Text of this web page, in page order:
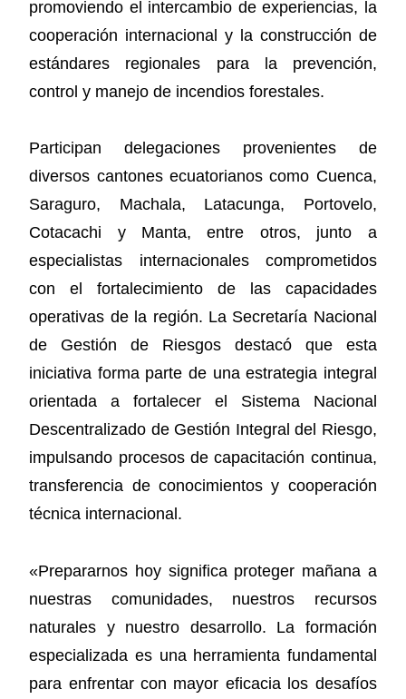
promoviendo el intercambio de experiencias, la
cooperación internacional y la construcción de
estándares regionales para la prevención,
control y manejo de incendios forestales.
Participan delegaciones provenientes de
diversos cantones ecuatorianos como Cuenca,
Saraguro, Machala, Latacunga, Portovelo,
Cotacachi y Manta, entre otros, junto a
especialistas internacionales comprometidos
con el fortalecimiento de las capacidades
operativas de la región. La Secretaría Nacional
de Gestión de Riesgos destacó que esta
iniciativa forma parte de una estrategia integral
orientada a fortalecer el Sistema Nacional
Descentralizado de Gestión Integral del Riesgo,
impulsando procesos de capacitación continua,
transferencia de conocimientos y cooperación
técnica internacional.
«Prepararnos hoy significa proteger mañana a
nuestras comunidades, nuestros recursos
naturales y nuestro desarrollo. La formación
especializada es una herramienta fundamental
para enfrentar con mayor eficacia los desafíos